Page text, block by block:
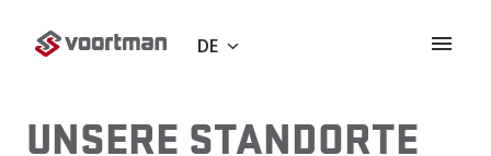
Inhalt
springenStartseite DE
UNSERE STANDORTE